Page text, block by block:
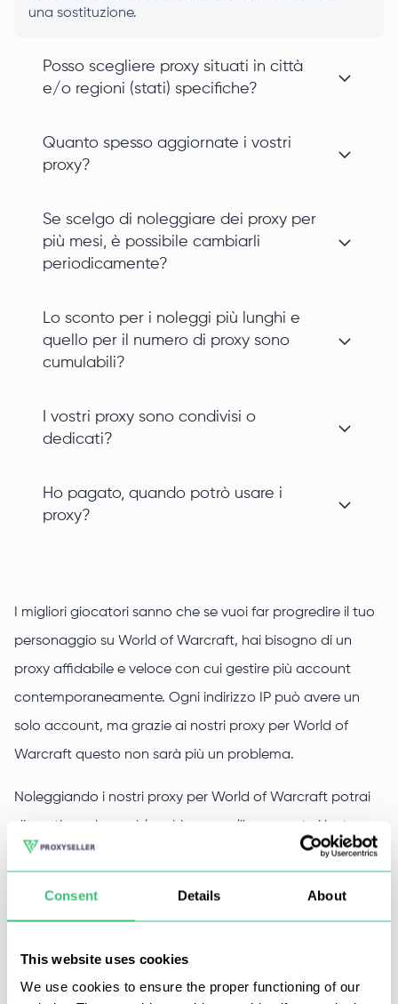
Consent Details About
This website uses cookies
We use cookies to ensure the proper functioning of our
una sostituzione.
Posso scegliere proxy situati in città
e/o regioni (stati) specifiche?
Quanto spesso aggiornate i vostri
proxy?
Se scelgo di noleggiare dei proxy per
più mesi, è possibile cambiarli
periodicamente?
Lo sconto per i noleggi più lunghi e
quello per il numero di proxy sono
cumulabili?
I vostri proxy sono condivisi o
dedicati?
Ho pagato, quando potrò usare i
proxy?
I migliori giocatori sanno che se vuoi far progredire il tuo
personaggio su World of Warcraft, hai bisogno di un
proxy affidabile e veloce con cui gestire più account
contemporaneamente. Ogni indirizzo IP può avere un
solo account, ma grazie ai nostri proxy per World of
Warcraft questo non sarà più un problema.
Noleggiando i nostri proxy per World of Warcraft potrai
dimenticare ban e blocchi e usare liberamente i bot,
perché il tuo indirizzo IP reale sarà nascosto. Con i nostri
Giocare a WoW tenendo al sicuro i tuoi dati personali;
Potrai creare e usare più account;